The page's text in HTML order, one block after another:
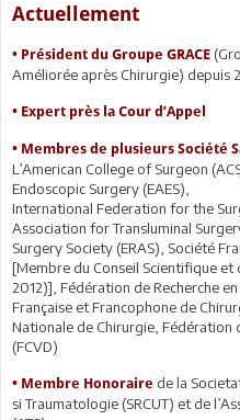
Actuellement
• Président du Groupe GRACE
Améliorée après Chirurgie) depuis
• Expert près la Cour d’Appel
• Membres de plusieurs Société
L’American College of Surgeon
Endoscopic Surgery (EAES),
International Federation for the
Association for Transluminal
Surgery Society (ERAS), Société
[Membre du Conseil Scientifique
2012)], Fédération de Recherche
Française et Francophone de
Nationale de Chirurgie, Fédération
(FCVD)
• Membre Honoraire de la
si Traumatologie (SRCUT) et de